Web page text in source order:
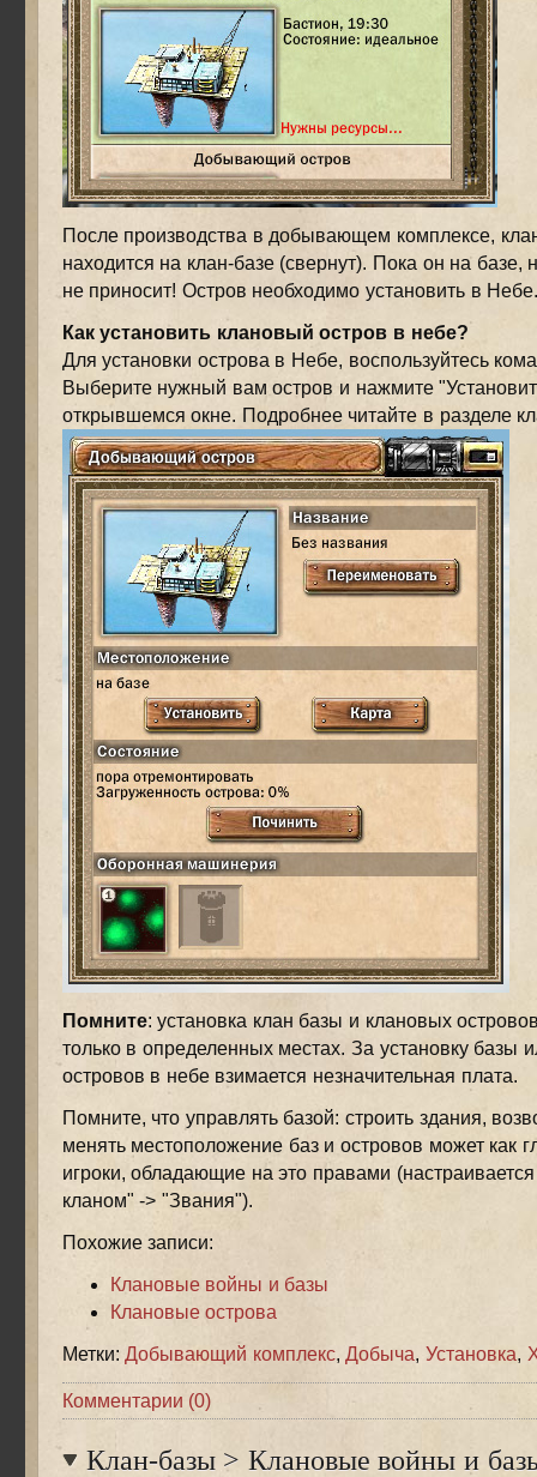
После производства в добывающем комплексе,
находится на клан-базе (свернут). Пока он на базе,
не приносит! Остров необходимо установить в
Как установить клановый остров в небе?
Для установки острова в Небе, воспользуйтесь
Выберите нужный вам остров и нажмите
открывшемся окне. Подробнее читайте в разделе
Помните: установка клан базы и клановых
только в определенных местах. За установку базы
островов в небе взимается незначительная плата.
Помните, что управлять базой: строить здания,
менять местоположение баз и островов может как
игроки, обладающие на это правами
кланом" -> "Звания").
Похожие записи:
Клановые войны и базы
Клановые острова
Метки:Добывающий комплекс,Добыча, Установка,
Комментарии (0)
Клан-базы> Клановые войны и